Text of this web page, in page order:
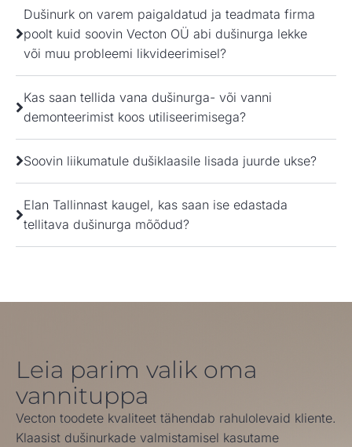
Dušinurk on varem paigaldatud ja teadmata firma
poolt kuid soovin Vecton OÜ abi dušinurga lekke
või muu probleemi likvideerimisel?
Kas saan tellida vana dušinurga- või vanni
demonteerimist koos utiliseerimisega?
Soovin liikumatule dušiklaasile lisada juurde ukse?
Elan Tallinnast kaugel, kas saan ise edastada
tellitava dušinurga mõõdud?
Leia parim valik oma
vannituppa
Vecton toodete kvaliteet tähendab rahulolevaid kliente.
Klaasist dušinurkade valmistamisel kasutame